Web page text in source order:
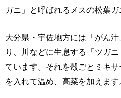
ガニ」と呼ばれるメスの松葉ガ
大分県・宇佐地方には「がん
り、川などに生息する「ツガ
ています。それを殻ごとミキ
を入れて温め、高菜を加えます